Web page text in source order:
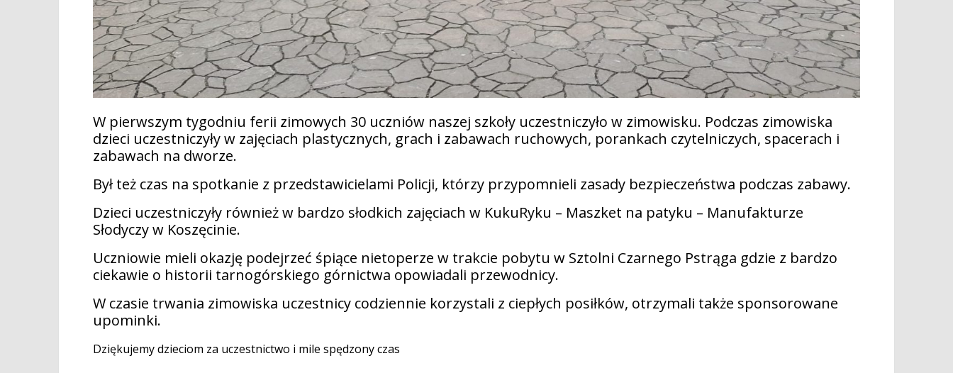
W pierwszym tygodniu ferii zimowych 30 uczniów naszej szkoły uczestniczyło w zimowisku. Podczas zimowiska
dzieci uczestniczyły w zajęciach plastycznych, grach i zabawach ruchowych, porankach czytelniczych, spacerach i
zabawach na dworze.
Był też czas na spotkanie z przedstawicielami Policji, którzy przypomnieli zasady bezpieczeństwa podczas zabawy.
Dzieci uczestniczyły również w bardzo słodkich zajęciach w KukuRyku – Maszket na patyku – Manufakturze
Słodyczy w Koszęcinie.
Uczniowie mieli okazję podejrzeć śpiące nietoperze w trakcie pobytu w Sztolni Czarnego Pstrąga gdzie z bardzo
ciekawie o historii tarnogórskiego górnictwa opowiadali przewodnicy.
W czasie trwania zimowiska uczestnicy codziennie korzystali z ciepłych posiłków, otrzymali także sponsorowane
upominki.
Dziękujemy dzieciom za uczestnictwo i mile spędzony czas